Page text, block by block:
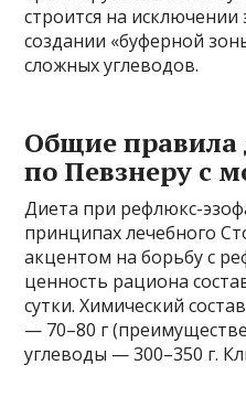
строится на исключении
создании «буферной
сложных углеводов.
Общие
по Певзнеру с
Диета при рефлюкс-
принципах лечебного
акцентом на борьбу с
ценность рациона
сутки. Химический
— 70–80 г
углеводы — 300–350 г.